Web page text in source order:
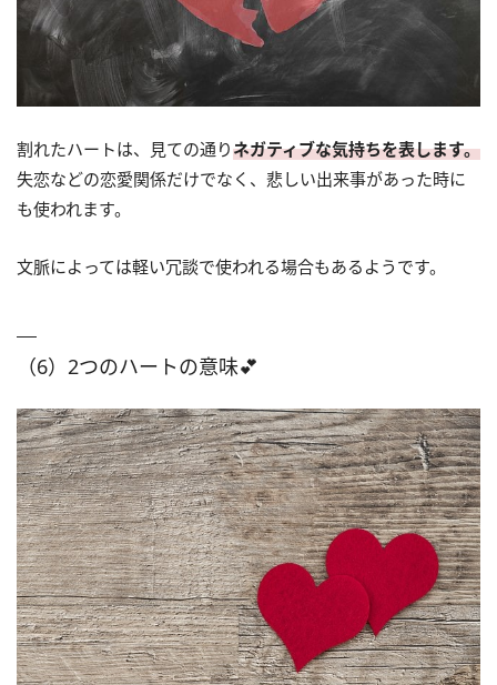
割れたハートは、見ての通りネガティブな気持ちを表します。
失恋などの恋愛関係だけでなく、悲しい出来事があった時に
も使われます。
文脈によっては軽い冗談で使われる場合もあるようです。
（6）2つのハートの意味💕